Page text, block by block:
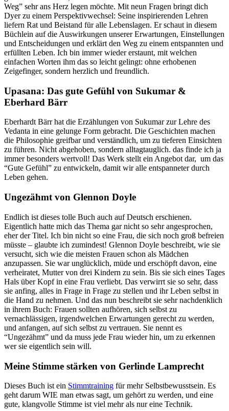
Weg” sehr ans Herz legen möchte. Mit neun Fragen bringt dich
Dyer zu einem Perspektivwechsel: Seine inspirierenden Lehren
liefern Rat und Beistand für alle Lebenslagen. Er schaut in diesem
Büchlein auf die Auswirkungen unserer Erwartungen, Einstellungen
und Entscheidungen und erklärt den Weg zu einem entspannten und
erfüllten Leben. Ich bin immer wieder erstaunt, mit welchen
einfachen Worten ihm das so leicht gelingt: ohne erhobenen
Zeigefinger, sondern herzlich und freundlich.
Upasana: Das gute Gefühl von Sukumar &
Eberhard Bärr
Eberhardt Bärr hat die Erzählungen von Sukumar zur Lehre des
Vedanta in eine gelunge Form gebracht. Die Geschichten machen
die Philosophie greifbar und verständlich, um zu tieferen Einsichten
zu führen. Nicht abgehoben, sondern alltagtauglich. das finde ich ja
immer besonders wertvoll! Das Werk stellt ein Angebot dar, um das
“Gute Gefühl” zu entwickeln, damit wir alle entspanneter durch
Leben gehen.
Ungezähmt von Glennon Doyle
Endlich ist dieses tolle Buch auch auf Deutsch erschienen.
Eigentlich hatte mich das Thema gar nicht so sehr angesprochen,
eher der Titel. Ich bin nicht so eine Frau, die sich noch groß befreien
müsste – glaubte ich zumindest! Glennon Doyle beschreibt, wie sie
versucht, sich wie die meisten Frauen schon als Mädchen
anzupassen. Sie war unglücklich, müde und erschöpft davon, eine
verheiratet, Mutter von drei Kindern zu sein. Bis sie sich eines Tages
Hals über Kopf in eine Frau verliebt. Das verwirrt sie so sehr, dass
sie anfing, alles in Frage in Frage zu stellen und ihr Leben selbst in
die Hand zu nehmen. Und das nun beschreibt sie sehr nachdenklich
in ihrem Buch: Frauen sollten aufhören, sich selbst zu
vernachlässigen, irgendwelchen Erwartungen gerecht zu werden,
und anfangen, auf sich selbst zu vertrauen. Sie nennt es
“Ungezähmt” und da muss jede Frau wieder hin, um zu erkennen
wer sie eigentlich sein will.
Meine Stimme stärken von Gerlinde Lamprecht
Dieses Buch ist ein Stimmtraining für mehr Selbstbewusstsein. Es
geht darum WIE man etwas sagt, um gehört zu werden, und eine
gute, klangvolle Stimme ist viel mehr als nur eine Technik.